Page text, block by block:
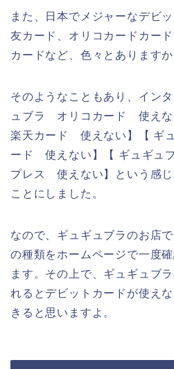
また、日本でメジャーなデビ
友カード、オリコカードカー
カードなど、色々とありますか
そのようなこともあり、イン
ュブラ オリコカード 使え
楽天カード 使えない】【 ギ
ード 使えない】【 ギュギュ
プレス 使えない】という感じ
ことにしました。
なので、ギュギュブラのお店
の種類をホームページで一度
ます。その上で、ギュギュブ
れるとデビットカードが使え
きると思いますよ。